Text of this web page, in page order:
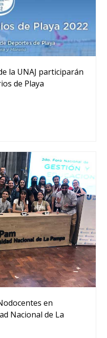
la UNAJ participarán
de Playa
en
Nacional de La